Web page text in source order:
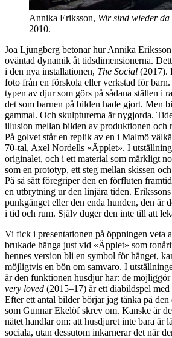
Annika Eriksson, Wir sind wieder da
2010.
Joa Ljungberg betonar hur Annika
oväntad dynamik åt tidsdimensionerna.
i den nya installationen, The Social (2017).
foto från en förskola eller verkstad för barn.
typen av djur som görs på sådana ställen i
det som barnen på bilden hade gjort. Men
gammal. Och skulpturerna är nygjorda.
illusion mellan bilden av produktionen och
På golvet står en replik av en i Malmö
70-tal, Axel Nordells «Äpplet». I
originalet, och i ett material som märkligt
som en prototyp, ett steg mellan skissen
På så sätt föregriper den en förfluten
en utbrytning ur den linjära tiden.
punkgänget eller den enda hunden, den är
i tid och rum. Själv duger den inte till att
Vi fick i presentationen på öppningen veta
brukade hänga just vid «Äpplet» som
hennes version bli en symbol för hänget,
möjligtvis en bön om samvaro. I
är den funktionen husdjur har: de möjliggör
very loved (2015–17) är ett diabildspel med
Efter ett antal bilder börjar jag tänka på den
som Gunnar Ekelöf skrev om. Kanske är
nätet handlar om: att husdjuret inte bara är
sociala, utan dessutom inkarnerar det när